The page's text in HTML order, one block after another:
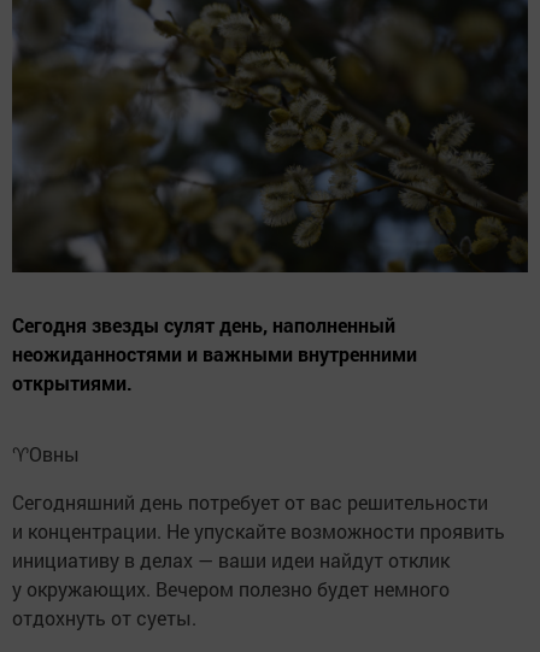
Сегодня звезды сулят день, наполненный
неожиданностями и важными внутренними
открытиями.
♈️Овны
Сегодняшний день потребует от вас решительности
и концентрации. Не упускайте возможности проявить
инициативу в делах — ваши идеи найдут отклик
у окружающих. Вечером полезно будет немного
отдохнуть от суеты.